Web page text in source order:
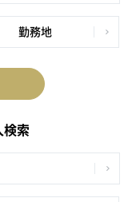
勤務地
索